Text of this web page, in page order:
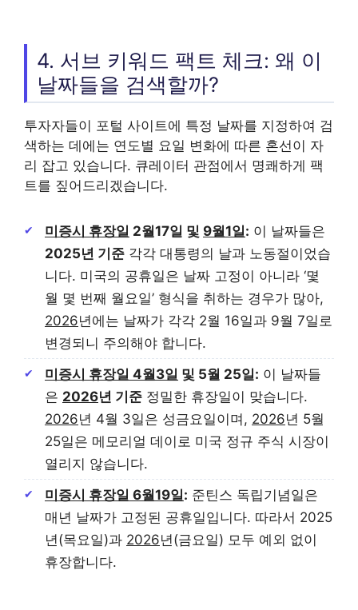
4. 서브 키워드 팩트 체크: 왜 이
날짜들을 검색할까?
투자자들이 포털 사이트에 특정 날짜를 지정하여 검
색하는 데에는 연도별 요일 변화에 따른 혼선이 자
리 잡고 있습니다. 큐레이터 관점에서 명쾌하게 팩
트를 짚어드리겠습니다.
미증시 휴장일 2월17일 및 9월1일: 이 날짜들은
2025년 기준 각각 대통령의 날과 노동절이었습
니다. 미국의 공휴일은 날짜 고정이 아니라 ‘몇
월 몇 번째 월요일’ 형식을 취하는 경우가 많아,
2026년에는 날짜가 각각 2월 16일과 9월 7일로
변경되니 주의해야 합니다.
미증시 휴장일 4월3일 및 5월 25일: 이 날짜들
은 2026년 기준 정밀한 휴장일이 맞습니다.
2026년 4월 3일은 성금요일이며, 2026년 5월
25일은 메모리얼 데이로 미국 정규 주식 시장이
열리지 않습니다.
미증시 휴장일 6월19일: 준틴스 독립기념일은
매년 날짜가 고정된 공휴일입니다. 따라서 2025
년(목요일)과 2026년(금요일) 모두 예외 없이
휴장합니다.